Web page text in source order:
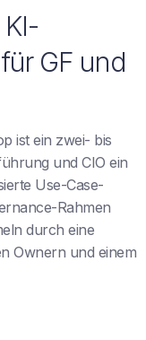
GF und
ist ein zwei- bis
und CIO ein
Use-Case-
Rahmen
durch eine
Ownern und einem